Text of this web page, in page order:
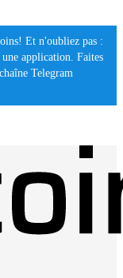
Et n'oubliez pas :
une application. Faites
Telegram